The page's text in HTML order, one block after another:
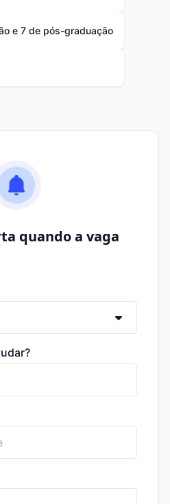
e 7 de pós-graduação
quando a vaga